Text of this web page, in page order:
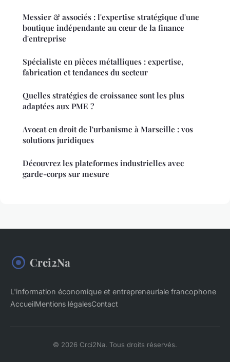
Messier & associés : l'expertise stratégique d'une
boutique indépendante au cœur de la finance
d'entreprise
Spécialiste en pièces métalliques : expertise,
fabrication et tendances du secteur
Quelles stratégies de croissance sont les plus
adaptées aux PME ?
Avocat en droit de l'urbanisme à Marseille : vos
solutions juridiques
Découvrez les plateformes industrielles avec
garde-corps sur mesure
Crci2Na
L'information économique et entrepreneuriale francophone
AccueilMentions légalesContact
© 2026 Crci2Na. Tous droits réservés.